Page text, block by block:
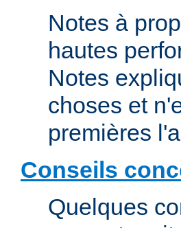
Notes à
hautes
Notes
choses et
premières
Conseils
Quelques